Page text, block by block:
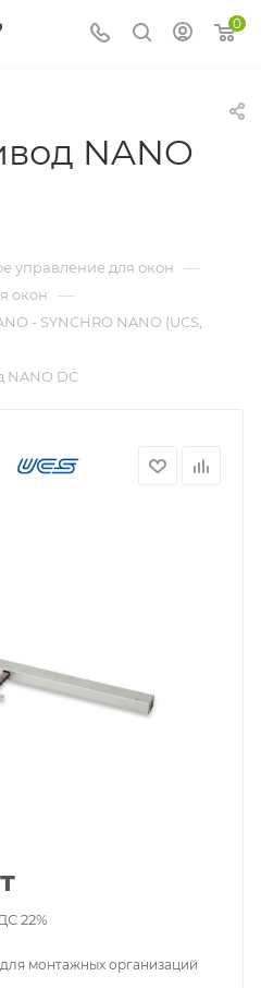
0
NANO
управление для окон —
окон —
- SYNCHRO NANO (UCS,
NANO DC
22%
монтажных организаций